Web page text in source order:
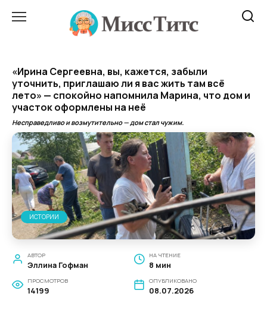
«Ирина Сергеевна, вы, кажется, забыли
уточнить, приглашаю ли я вас жить там всё
лето» — спокойно напомнила Марина, что дом и
участок оформлены на неё
Несправедливо и возмутительно — дом стал чужим.
ИСТОРИИ
АВТОР
Эллина Гофман
НА ЧТЕНИЕ
8 мин
ПРОСМОТРОВ
14199
ОПУБЛИКОВАНО
08.07.2026